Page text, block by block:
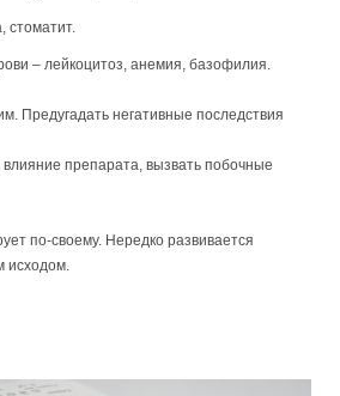
стоматит.
– лейкоцитоз, анемия, базофилия.
Предугадать негативные последствия
препарата, вызвать побочные
по-своему. Нередко развивается
исходом.